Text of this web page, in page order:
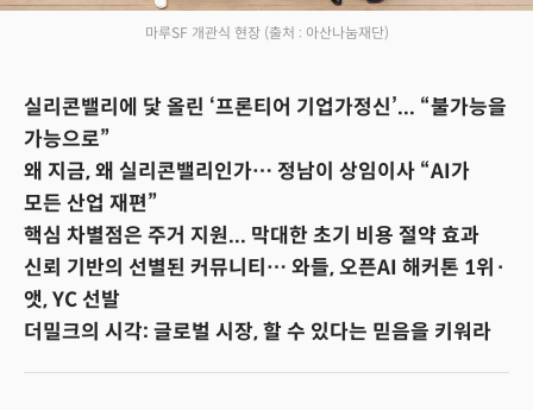
마루SF 개관식 현장 (출처 : 아산나눔재단)
실리콘밸리에 닻 올린 ‘프론티어 기업가정신’... “불가능을
가능으로”
왜 지금, 왜 실리콘밸리인가… 정남이 상임이사 “AI가
모든 산업 재편”
핵심 차별점은 주거 지원... 막대한 초기 비용 절약 효과
신뢰 기반의 선별된 커뮤니티… 와들, 오픈AI 해커톤 1위·
앳, YC 선발
더밀크의 시각: 글로벌 시장, 할 수 있다는 믿음을 키워라